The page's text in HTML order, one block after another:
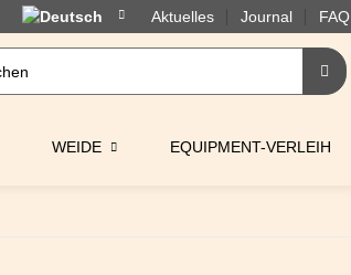
Aktuelles Journal FAQ
WEIDE EQUIPMENT-VERLEIH